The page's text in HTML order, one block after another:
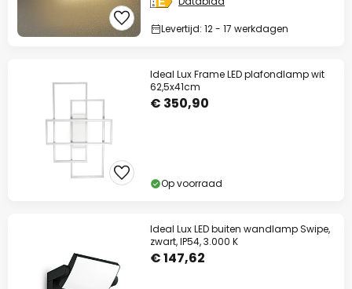
Levertijd: 12 - 17 werkdagen
Ideal Lux Frame LED plafondlamp wit
62,5x41cm
€ 350,90
Op voorraad
Ideal Lux LED buiten wandlamp Swipe,
zwart, IP54, 3.000 K
€ 147,62